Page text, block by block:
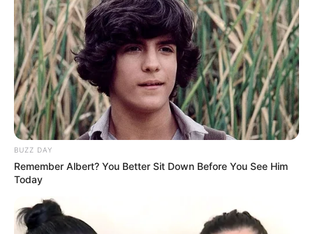
They're Unbearable! 9 Movie Characters You
Probably Remember
Brainberries